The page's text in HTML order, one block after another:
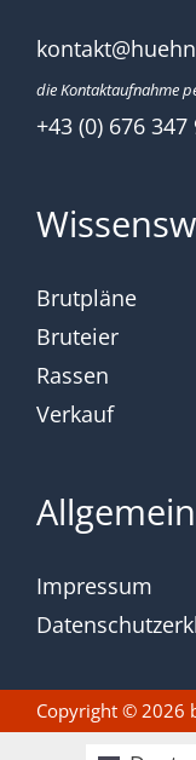
die Kontaktaufnahme
+43 (0) 676 347
Brutpläne
Bruteier
Rassen
Verkauf
Impressum
Copyright © 2026